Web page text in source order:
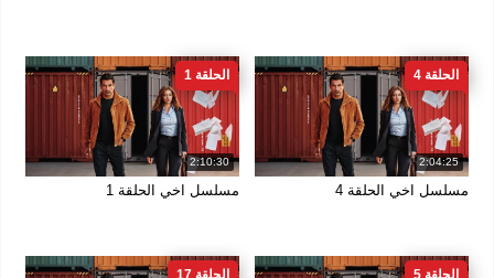
2:04:25
الحلقة 4
مسلسل اخي الحلقة 4
2:10:30
الحلقة 1
مسلسل اخي الحلقة 1